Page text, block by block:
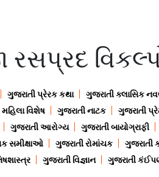
રસપ્રદ
ગુજરાતી પ્રેરક કથા ગુજરાતી ક્લાસિક
વિશેષ ગુજરાતી નાટક ગુજરાતી
ગુજરાતી આરોગ્ય ગુજરાતી બાયોગ્રાફી
સમીક્ષાઓ ગુજરાતી રોમાંચક ગુજરાતી
ગુજરાતી વિજ્ઞાન ગુજરાતી